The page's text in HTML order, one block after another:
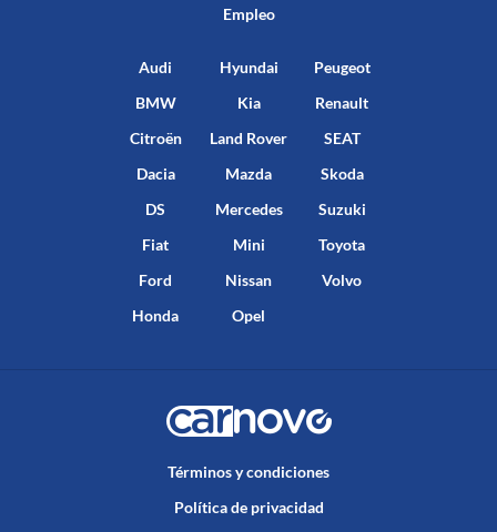
Empleo
Audi
BMW
Citroën
Dacia
DS
Fiat
Ford
Honda
Hyundai
Kia
Land Rover
Mazda
Mercedes
Mini
Nissan
Opel
Peugeot
Renault
SEAT
Skoda
Suzuki
Toyota
Volvo
Términos y condiciones
Política de privacidad